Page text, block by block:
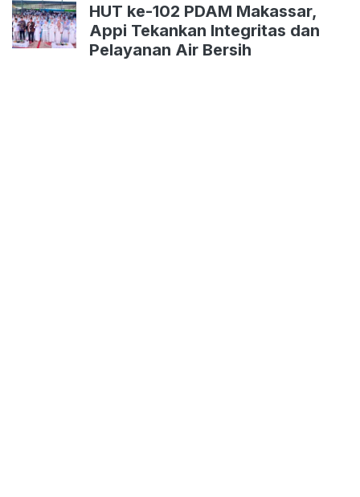
HUT ke-102 PDAM Makassar,
Appi Tekankan Integritas dan
Pelayanan Air Bersih